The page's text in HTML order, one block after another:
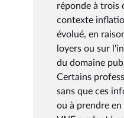
réponde à trois
contexte
évolué, en
loyers ou sur
du domaine
Certains
sans que ces
ou à prendre